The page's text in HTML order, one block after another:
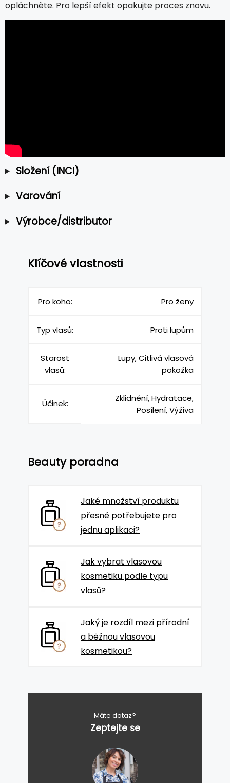
opláchněte. Pro lepší efekt opakujte proces znovu.
Složení (INCI)
Varování
Výrobce/distributor
Klíčové vlastnosti
Pro koho: Pro ženy
Typ vlasů: Proti lupům
Starost
vlasů:
Lupy, Citlivá vlasová
pokožka
Účinek:
Zklidnění, Hydratace,
Posílení, Výživa
Beauty poradna
Jaké množství produktu
přesně potřebujete pro
jednu aplikaci?
Jak vybrat vlasovou
kosmetiku podle typu
vlasů?
Jaký je rozdíl mezi přírodní
a běžnou vlasovou
kosmetikou?
Máte dotaz?
Zeptejte se